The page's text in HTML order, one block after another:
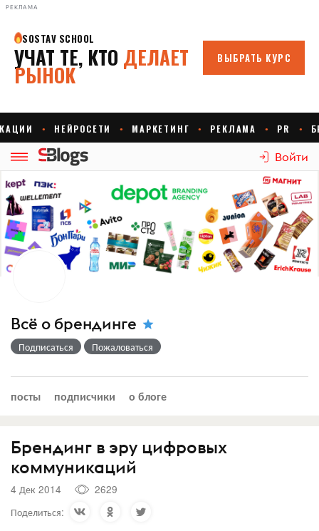
РЕКЛАМА
Войти
Всё о брендинге
Подписаться Пожаловаться
посты подписчики о блоге
Брендинг в эру цифровых
коммуникаций
4 Дек 2014
2629
Поделиться: